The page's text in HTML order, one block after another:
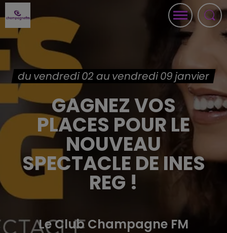
du vendredi 02 au vendredi 09 janvier
GAGNEZ VOS
PLACES POUR LE
NOUVEAU
SPECTACLE DE INES
REG !
Le Club Champagne FM